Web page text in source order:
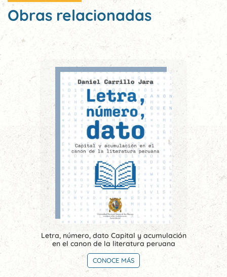
Obras relacionadas
Letra, número, dato Capital y acumulación
en el canon de la literatura peruana
CONOCE MÁS